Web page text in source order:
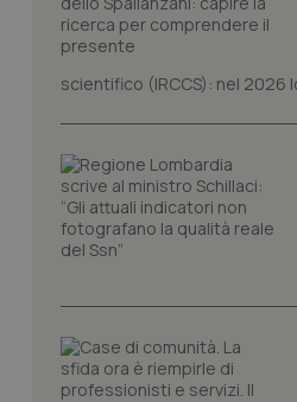
scientifico (IRCCS): nel